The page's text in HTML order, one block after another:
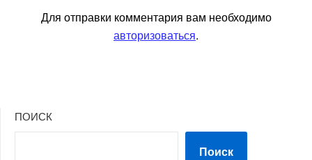
Для отправки комментария вам необходимо
авторизоваться.
ПОИСК
Поиск